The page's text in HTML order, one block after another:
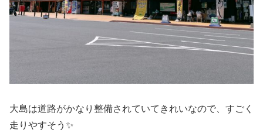
大島は道路がかなり整備されていてきれいなので、すごく
走りやすそう✨